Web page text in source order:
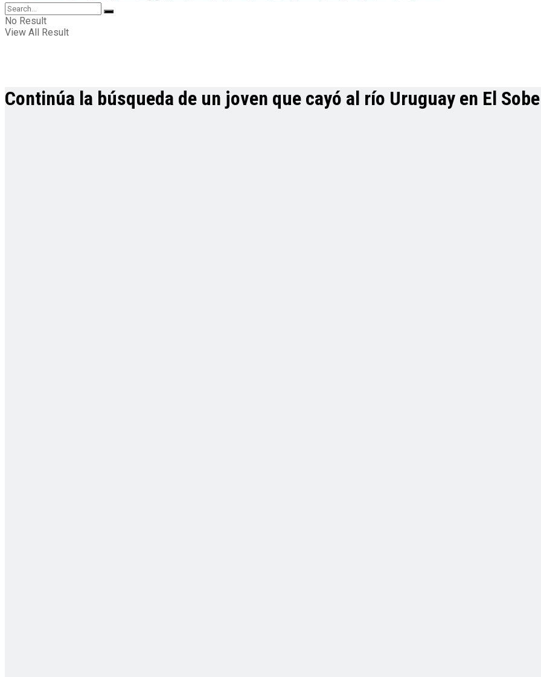
No Result
View All Result
Continúa la búsqueda de un joven que cayó al río Uruguay en El